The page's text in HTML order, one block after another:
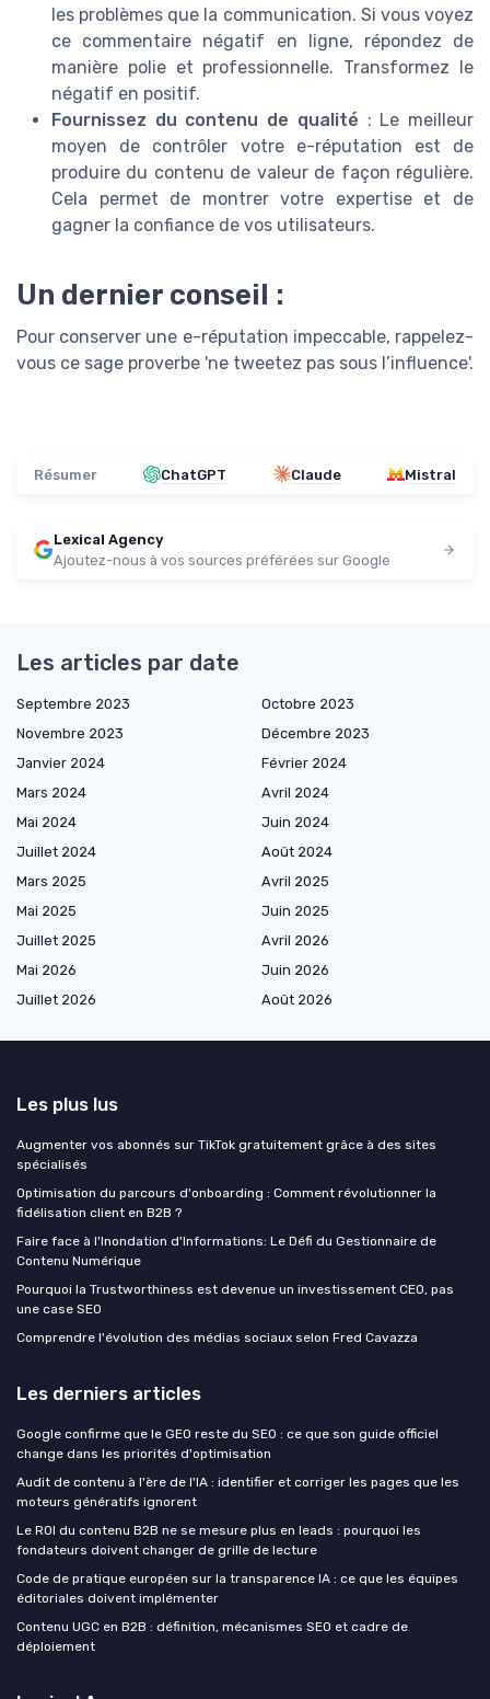
les problèmes que la communication. Si vous voyez
ce commentaire négatif en ligne, répondez de
manière polie et professionnelle. Transformez le
négatif en positif.
Fournissez du contenu de qualité : Le meilleur
moyen de contrôler votre e-réputation est de
produire du contenu de valeur de façon régulière.
Cela permet de montrer votre expertise et de
gagner la confiance de vos utilisateurs.
Un dernier conseil :
Pour conserver une e-réputation impeccable, rappelez-
vous ce sage proverbe 'ne tweetez pas sous l’influence'.
Résumer ChatGPT Claude Mistral
Lexical Agency
Ajoutez-nous à vos sources préférées sur Google
Les articles par date
Septembre 2023
Octobre 2023
Novembre 2023
Décembre 2023
Janvier 2024
Février 2024
Mars 2024
Avril 2024
Mai 2024
Juin 2024
Juillet 2024
Août 2024
Mars 2025
Avril 2025
Mai 2025
Juin 2025
Juillet 2025
Avril 2026
Mai 2026
Juin 2026
Juillet 2026
Août 2026
Les plus lus
Augmenter vos abonnés sur TikTok gratuitement grâce à des sites
spécialisés
Optimisation du parcours d'onboarding : Comment révolutionner la
fidélisation client en B2B ?
Faire face à l'Inondation d'Informations: Le Défi du Gestionnaire de
Contenu Numérique
Pourquoi la Trustworthiness est devenue un investissement CEO, pas
une case SEO
Comprendre l'évolution des médias sociaux selon Fred Cavazza
Les derniers articles
Google confirme que le GEO reste du SEO : ce que son guide officiel
change dans les priorités d'optimisation
Audit de contenu à l'ère de l'IA : identifier et corriger les pages que les
moteurs génératifs ignorent
Le ROI du contenu B2B ne se mesure plus en leads : pourquoi les
fondateurs doivent changer de grille de lecture
Code de pratique européen sur la transparence IA : ce que les équipes
éditoriales doivent implémenter
Contenu UGC en B2B : définition, mécanismes SEO et cadre de
déploiement